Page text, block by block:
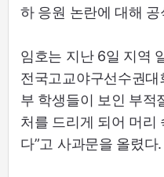
하 응원 논란에 대해
임호는 지난 6일 지역
전국고교야구선수권
부 학생들이 보인 부적
처를 드리게 되어 머리
다”고 사과문을 올렸다.